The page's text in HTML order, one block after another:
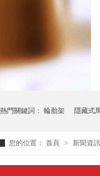
消聲器料架
氣瓶料架
衛浴行業
熱門關鍵詞： 輪胎架 隱藏式
您的位置： 首頁 > 新聞資訊